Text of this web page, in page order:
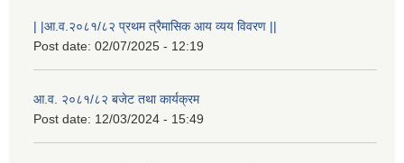
| |आ.व.२०८१/८२ प्रथम त्रैमासिक आय व्यय विवरण ||
Post date: 02/07/2025 - 12:19
आ.व. २०८१/८२ बजेट तथा कार्यक्रम
Post date: 12/03/2024 - 15:49